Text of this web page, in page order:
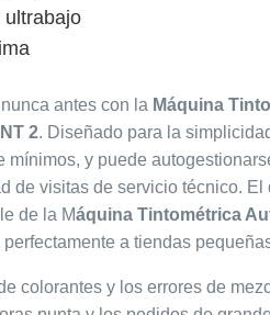
ultrabajo
antes con la Máquina
2. Diseñado para la
mínimos, y puede
de visitas de servicio técnico. El
de la Máquina Tintométrica
a tiendas
colorantes y los errores de